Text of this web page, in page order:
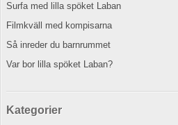
Surfa med lilla spöket Laban
Filmkväll med kompisarna
Så inreder du barnrummet
Var bor lilla spöket Laban?
Kategorier